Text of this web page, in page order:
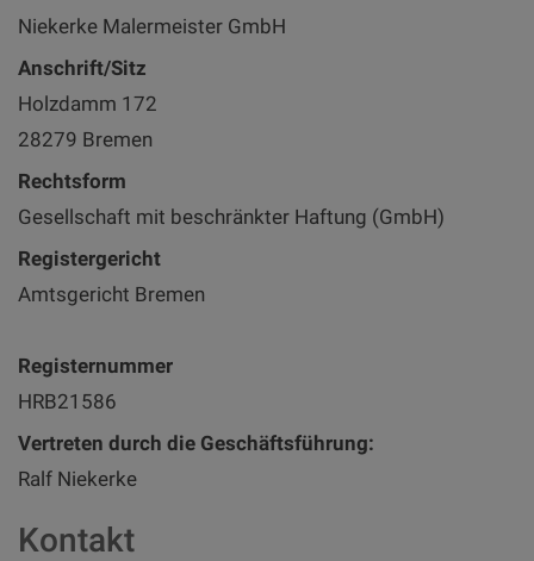
Niekerke Malermeister GmbH
Anschrift/Sitz
Holzdamm 172
28279 Bremen
Rechtsform
Gesellschaft mit beschränkter Haftung (GmbH)
Registergericht
Amtsgericht Bremen
Registernummer
HRB21586
Vertreten durch die Geschäftsführung:
Ralf Niekerke
Kontakt